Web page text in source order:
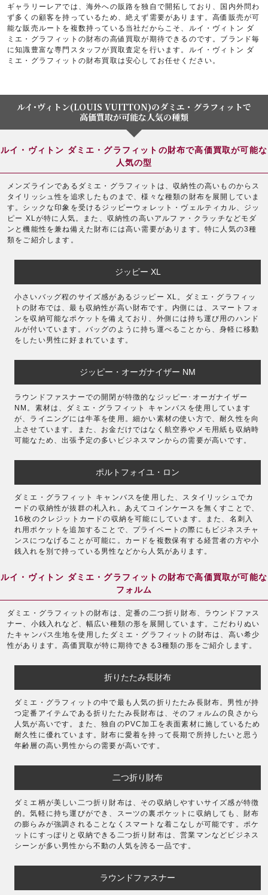
ギャラリーレアでは、海外への販路を独自で開拓しており、国内外問わ
ず多くの顧客を持っているため、絶えず需要があります。高価販売が可
能な販売ルートを複数持っている当社だからこそ、ルイ・ヴィトン ダ
ミエ・グラフィットの財布の高値買取が期待できるのです。ブランド毎
に知識豊富な専門スタッフが買取査定を行います。ルイ・ヴィトン ダ
ミエ・グラフィットの財布買取は安心してお任せください。
ルイ･ヴィトン(LOUIS VUITTON)のダミエ・グラフィットで
高価買取が可能な人気の種類
ルイ・ヴィトン ダミエ・グラフィットの財布で高価買取が可能な
人気の型
メンズラインであるダミエ・グラフィットは、収納性の高いものからス
タイリッシュ性を追求したものまで、様々な種類の財布を展開していま
す。シックな印象を受けるジッピーウォレット・ヴェルティカル、ジッ
ピー XLが特に人気。また、収納性の高いアルファ・クラッチなどモダ
ンと機能性を兼ね備えた財布には高い需要があります。特に人気の3種
類をご紹介します。
ジッピー XL
小さいバッグ程のサイズ感があるジッピー XL。ダミエ・グラフィッ
トの財布では、最も収納性が高い財布です。内側には、スマートフォ
ンを収納可能なポケットを備えており、外側には持ち運び用のハンド
ルが付いています。バッグのように持ち運べることから、身軽に移動
をしたい男性に好まれています。
ジッピー・オーガナイザー NM
ラウンドファスナーでの開閉が特徴的なジッピー･オーガナイザー
NM。素材は、ダミエ・グラフィット キャンバスを使用しています
が、ライニングには牛革を使用。細かい素材の使い方で、耐久性を向
上させています。また、お金だけではなく航空券やメモ用紙も収納時
可能なため、出張予定の多いビジネスマンからの需要が高いです。
ポルトフォイユ・ロン
ダミエ・グラフィット キャンバスを使用した、スタイリッシュでカ
ードの収納性が抜群の札入れ。あえてコインケースを無くすことで、
16枚のクレジットカードの収納を可能にしています。また、名刺入
れ用ポケットを追加することで、プライベートの際にもビジネスチャ
ンスにつなげることが可能に。カードを複数保有する経営者の方や小
銭入れを別で持っている男性などから人気があります。
ルイ・ヴィトン ダミエ・グラフィットの財布で高価買取が可能な
フォルム
ダミエ・グラフィットの財布は、定番の二つ折り財布、ラウンドファス
ナー、小銭入れなど、幅広い種類の形を展開しています。こだわりぬい
たキャンパス生地を使用したダミエ・グラフィットの財布は、高い希少
性があります。高価買取が特に期待できる3種類の形をご紹介します。
折りたたみ長財布
ダミエ・グラフィットの中で最も人気の折りたたみ長財布。男性が持
つ定番アイテムである折りたたみ長財布は、そのフォルムの良さから
人気が高いです。また、独自のPVC加工を表面素材に施しているため
耐久性に優れています。財布に愛着を持って長期で所持したいと思う
年齢層の高い男性からの需要が高いです。
二つ折り財布
ダミエ柄が美しい二つ折り財布は、その収納しやすいサイズ感が特徴
的。気軽に持ち運びができ、スーツの裏ポケットに収納しても、財布
の膨らみが強調されることなくスマートな着こなしが可能です。ポケ
ットにすっぽりと収納できる二つ折り財布は、営業マンなどビジネス
シーンが多い男性から不動の人気を誇る一品です。
ラウンドファスナー